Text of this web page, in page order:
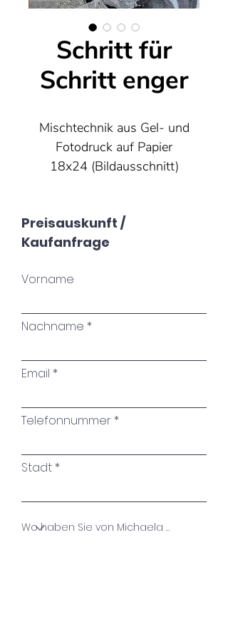
Schritt für
Schritt enger
Mischtechnik aus Gel- und
Fotodruck auf Papier
18x24 (Bildausschnitt)
Aus meinem Zyklus "kranke
Preisauskunft /
Kaufanfrage
Vorname
Nachname
Email
Telefonnummer
Stadt